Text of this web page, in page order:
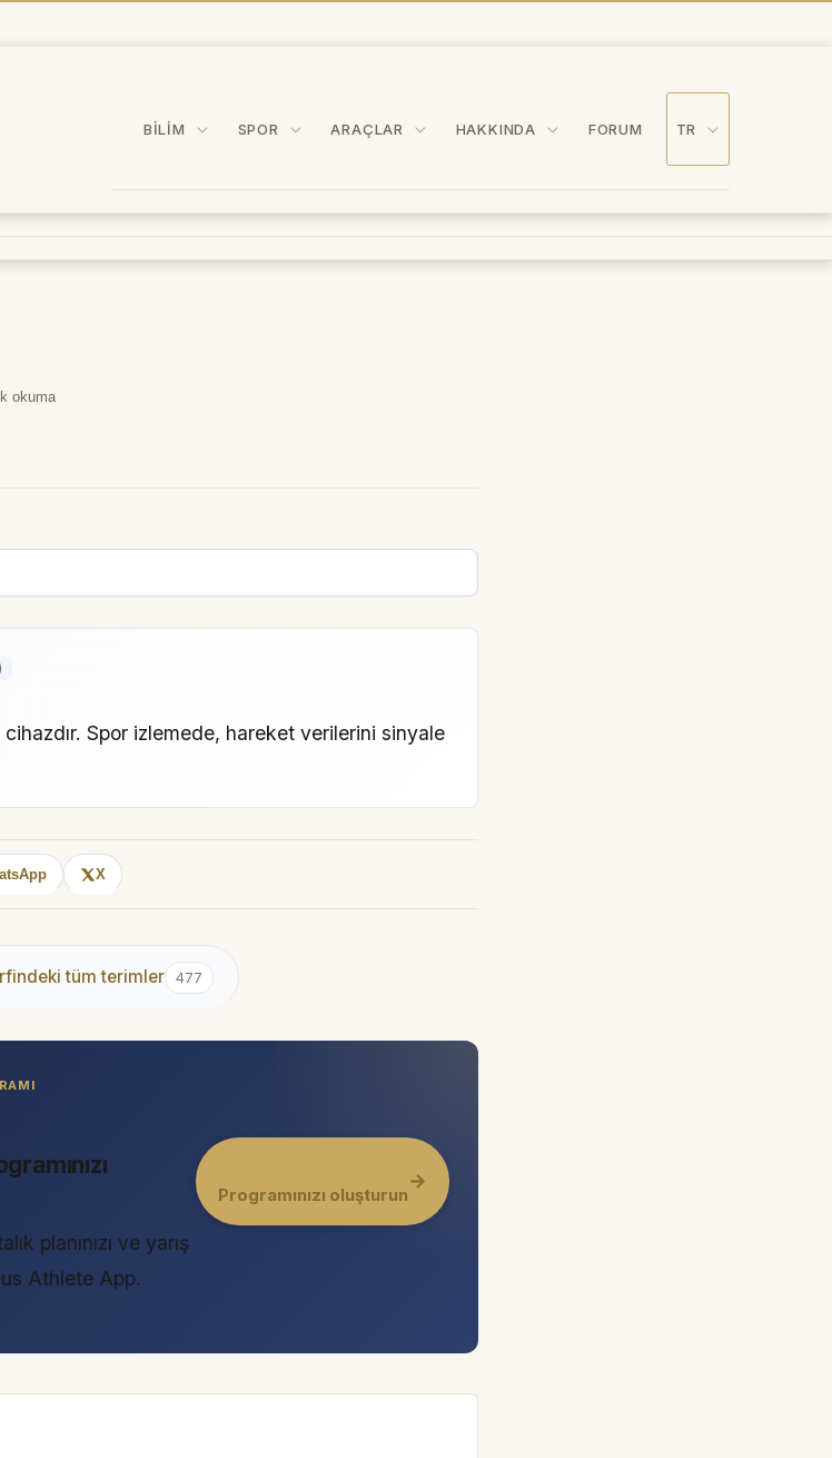
BILIM SPOR ARAÇLAR HAKKINDA FORUM TR
okuma
Spor izlemede, hareket verilerini sinyale
X
tüm terimler 477
planınızı ve yarış
Athlete App.
Programınızı oluşturun
→